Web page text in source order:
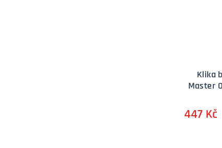
Klika
Master
447 Kč